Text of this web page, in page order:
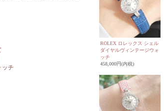
ッチ
ROLEX ロレックス シェル
ダイヤルヴィンテージウォ
ッチ
458,000円(内税)